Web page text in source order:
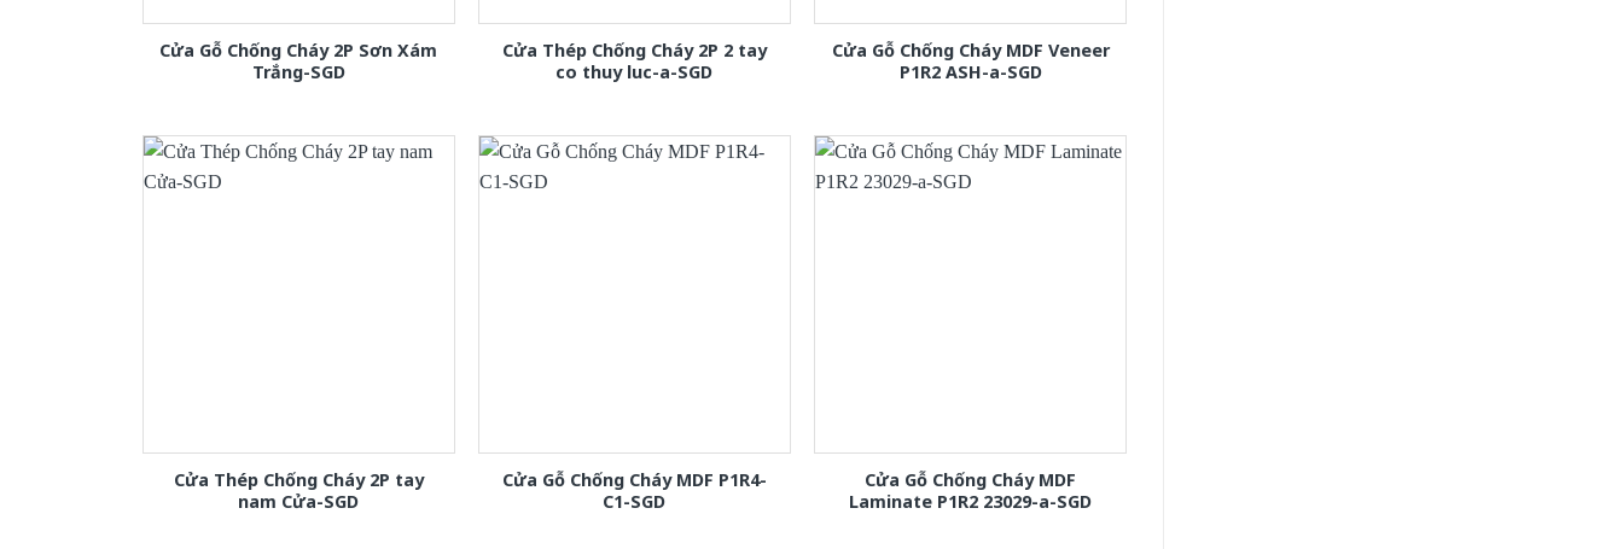
Cửa Gỗ Chống Cháy 2P Sơn Xám
Trắng-SGD
Cửa Thép Chống Cháy 2P 2 tay
co thuy luc-a-SGD
Cửa Gỗ Chống Cháy MDF Veneer
P1R2 ASH-a-SGD
Cửa Thép Chống Cháy 2P tay
nam Cửa-SGD
Cửa Gỗ Chống Cháy MDF P1R4-
C1-SGD
Cửa Gỗ Chống Cháy MDF
Laminate P1R2 23029-a-SGD